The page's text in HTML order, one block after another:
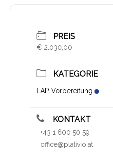
PREIS
€ 2.030,00
KATEGORIE
LAP-Vorbereitung
KONTAKT
+43 1 600 50 59
office@plativio.at